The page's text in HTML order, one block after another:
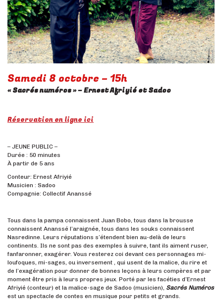
Samedi 8 octobre – 15h
« Sacrés numéros » – Ernest Afriyié et Sadoo
Réservation en ligne ici
– JEUNE PUBLIC –
Durée : 50 minutes
À partir de 5 ans
Conteur: Ernest Afriyié
Musicien : Sadoo
Compagnie: Collectif Ananssé
Tous dans la pampa connaissent Juan Bobo, tous dans la brousse
connaissent Ananssé l’araignée, tous dans les souks connaissent
Nasredinne. Leurs réputations s’étendent bien au-delà de leurs
continents. Ils ne sont pas des exemples à suivre, tant ils aiment ruser,
fanfaronner, exagérer. Vous resterez coi devant ces personnages mi-
loufoques, mi-sages, ou inversement , qui usent de la malice, du rire et
de l’exagération pour donner de bonnes leçons à leurs compères et par
moment être pris à leurs propres jeux. Porté par les facéties d’Ernest
Afriyié (conteur) et la malice-sage de Sadoo (musicien), Sacrés Numéros
est un spectacle de contes en musique pour petits et grands.